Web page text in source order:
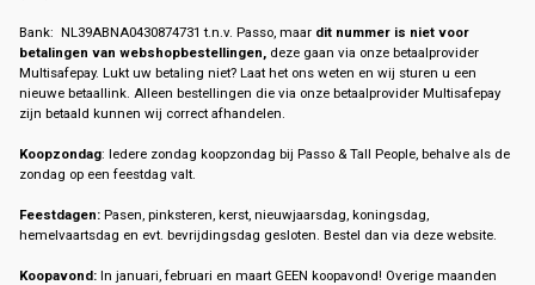
Bank: NL39ABNA0430874731 t.n.v. Passo, maar dit nummer is niet voor
betalingen van webshopbestellingen, deze gaan via onze betaalprovider
Multisafepay. Lukt uw betaling niet? Laat het ons weten en wij sturen u een
nieuwe betaallink. Alleen bestellingen die via onze betaalprovider Multisafepay
zijn betaald kunnen wij correct afhandelen.
Koopzondag: Iedere zondag koopzondag bij Passo & Tall People, behalve als de
zondag op een feestdag valt.
Feestdagen: Pasen, pinksteren, kerst, nieuwjaarsdag, koningsdag,
hemelvaartsdag en evt. bevrijdingsdag gesloten. Bestel dan via deze website.
Koopavond: In januari, februari en maart GEEN koopavond! Overige maanden